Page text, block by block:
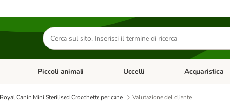
Cerca
prodotti
Apri Menu Categoria: Diete e antiparassitari
Piccoli animali Apri Menu Categoria: Piccoli animali
Uccelli Apri Menu
Acquaristica
Royal Canin Mini Sterilised Crocchette per cane Valutazione del cliente